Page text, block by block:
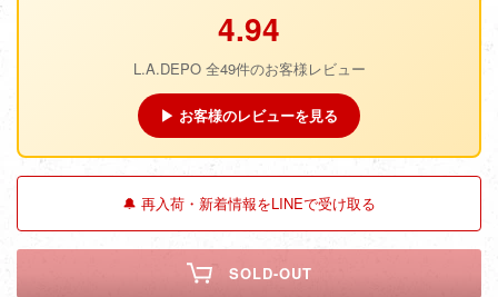
4.94
L.A.DEPO 全49件のお客様レビュー
▶ お客様のレビューを見る
🔔 再入荷・新着情報をLINEで受け取る
SOLD-OUT